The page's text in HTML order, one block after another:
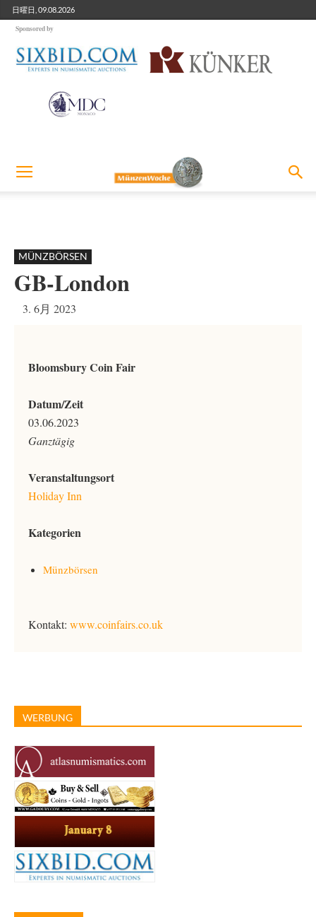
日曜日, 09.08.2026
Sponsored by
MÜNZBÖRSEN
GB-London
3. 6月 2023
Bloomsbury Coin Fair
Datum/Zeit
03.06.2023
Ganztägig
Veranstaltungsort
Holiday Inn
Kategorien
Münzbörsen
Kontakt: www.coinfairs.co.uk
WERBUNG